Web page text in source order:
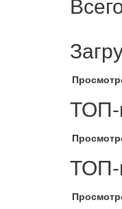
ТОП-
ТОП-